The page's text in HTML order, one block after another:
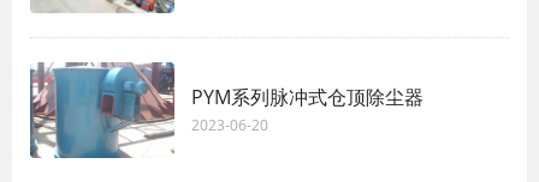
PYM系列脉冲式仓顶除尘器
2023-06-20